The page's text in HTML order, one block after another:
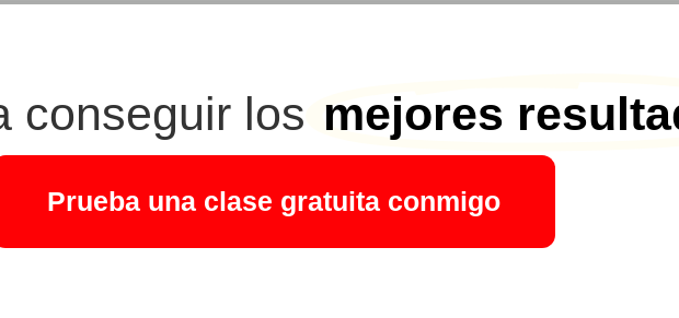
conseguir los mejores
Prueba una clase gratuita conmigo